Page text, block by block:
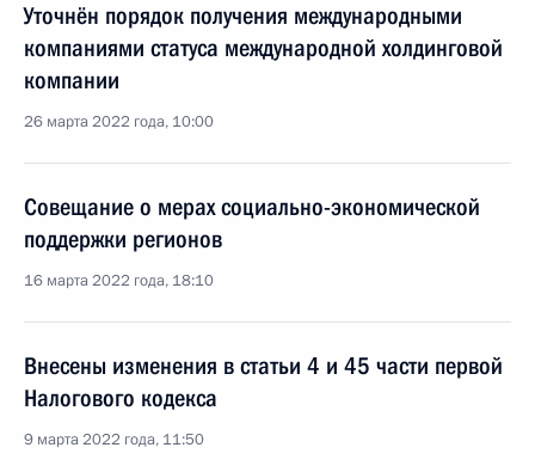
Уточнён порядок получения международными
компаниями статуса международной холдинговой
компании
26 марта 2022 года, 10:00
Совещание о мерах социально-экономической
поддержки регионов
16 марта 2022 года, 18:10
Внесены изменения в статьи 4 и 45 части первой
Налогового кодекса
9 марта 2022 года, 11:50